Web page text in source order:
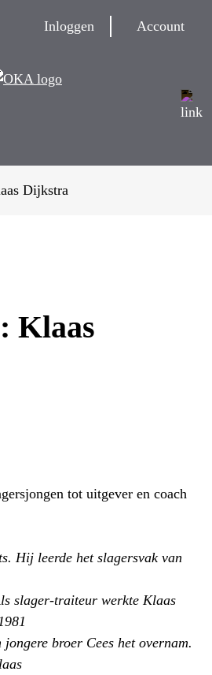
Inloggen Account
Dijkstra
Klaas
tot uitgever en coach
Hij leerde het slagersvak van
slager-traiteur werkte Klaas
broer Cees het overnam.